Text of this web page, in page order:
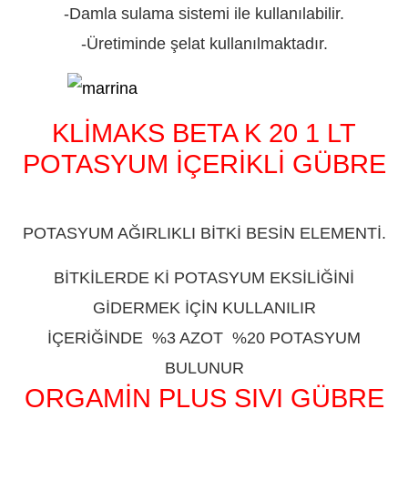
-Damla sulama sistemi ile kullanılabilir.
-Üretiminde şelat kullanılmaktadır.
KLİMAKS BETA K 20 1 LT
POTASYUM İÇERİKLİ GÜBRE
POTASYUM AĞIRLIKLI BİTKİ BESİN ELEMENTİ.
BİTKİLERDE Kİ POTASYUM EKSİLİĞİNİ
GİDERMEK İÇİN KULLANILIR
İÇERİĞİNDE %3 AZOT %20 POTASYUM
BULUNUR
ORGAMİN PLUS SIVI GÜBRE